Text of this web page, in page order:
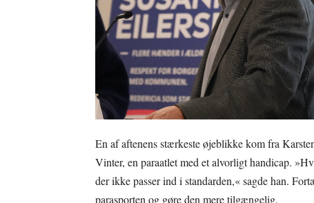
En af aftenens stærkeste øjeblikke kom fra
Vinter, en paraatlet med et alvorligt handicap.
der ikke passer ind i standarden,« sagde han.
parasporten og gøre den mere tilgængelig.